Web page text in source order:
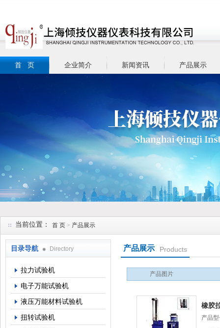
首 页 企业简介 新闻资讯 产品展示
当前位置： 首 页 > 产品展示
目录导航 Directory
拉力试验机
电子万能试验机
液压万能材料试验机
扭转试验机
产品展示 Products
产品图片
橡胶
产品